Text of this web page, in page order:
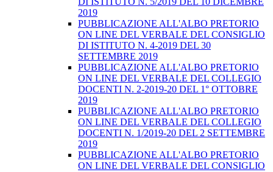
2019
PUBBLICAZIONE ALL'ALBO PRETORIO
ON LINE DEL VERBALE DEL CONSIGLIO
DI ISTITUTO N. 4-2019 DEL 30
SETTEMBRE 2019
PUBBLICAZIONE ALL'ALBO PRETORIO
ON LINE DEL VERBALE DEL COLLEGIO
DOCENTI N. 2-2019-20 DEL 1° OTTOBRE
2019
PUBBLICAZIONE ALL'ALBO PRETORIO
ON LINE DEL VERBALE DEL COLLEGIO
DOCENTI N. 1/2019-20 DEL 2 SETTEMBRE
2019
PUBBLICAZIONE ALL'ALBO PRETORIO
ON LINE DEL VERBALE DEL CONSIGLIO